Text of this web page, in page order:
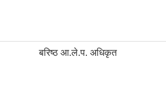
बरिष्ठ आ.ले.प. अधिकृत